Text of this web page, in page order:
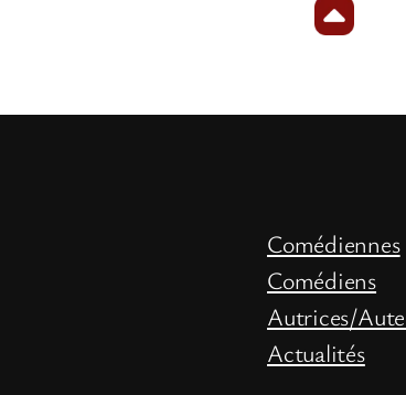
Comédiennes
Comédiens
Autrices/
Actualités